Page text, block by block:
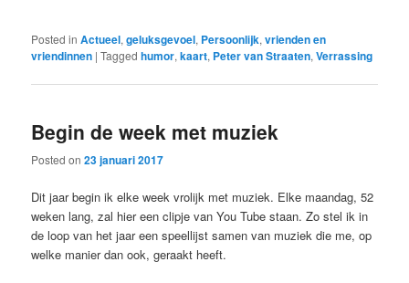
Posted in Actueel,geluksgevoel, Persoonlijk,vrienden en
vriendinnen |Tagged humor,kaart, Peter van Straaten,Verrassing
Begin de week met muziek
Posted on23 januari 2017
Dit jaar begin ik elke week vrolijk met muziek. Elke maandag, 52
weken lang, zal hier een clipje van You Tube staan. Zo stel ik in
de loop van het jaar een speellijst samen van muziek die me, op
welke manier dan ook, geraakt heeft.